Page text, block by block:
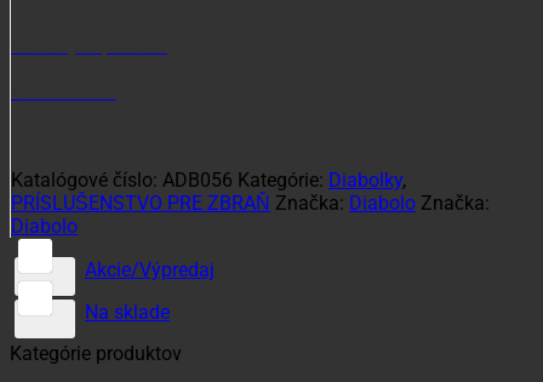
Katalógové číslo: ADB056 Kategórie: Diabolky,
PRÍSLUŠENSTVO PRE ZBRAŇ Značka: Diabolo Značka:
Diabolo
Akcie/Výpredaj
Na sklade
Kategórie produktov